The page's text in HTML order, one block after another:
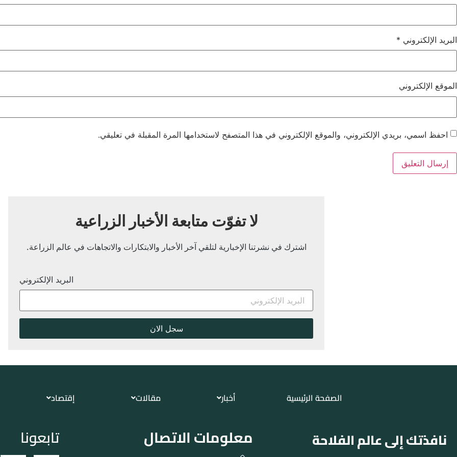
البريد الإلكتروني *
الموقع الإلكتروني
احفظ اسمي، بريدي الإلكتروني، والموقع الإلكتروني في هذا المتصفح لاستخدامها المرة المقبلة في تعليقي.
لا تفوّت متابعة الأخبار الزراعية
اشترك في نشرتنا الإخبارية لتلقي آخر الأخبار والابتكارات والاتجاهات في عالم الزراعة.
البريد الإلكتروني
الصفحة الرئيسية أخبار مقالات إقتصاد
نافذتك إلى عالم الفلاحة معلومات الاتصال تابعونا